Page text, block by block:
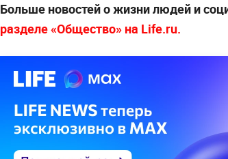
Больше новостей о жизни людей и
разделе «Общество» на Life.ru.